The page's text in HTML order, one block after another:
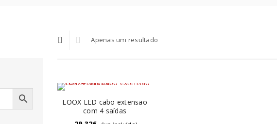
Apenas um resultado
LOOX LED cabo extensão
com 4 saídas